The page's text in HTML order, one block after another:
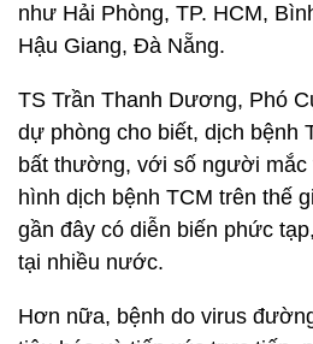
như Hải Phòng, TP. HCM,
Hậu Giang, Đà Nẵng.
TS Trần Thanh Dương, Phó
dự phòng cho biết, dịch bệnh
bất thường, với số người mắc
hình dịch bệnh TCM trên thế
gần đây có diễn biến phức
tại nhiều nước.
Hơn nữa, bệnh do virus